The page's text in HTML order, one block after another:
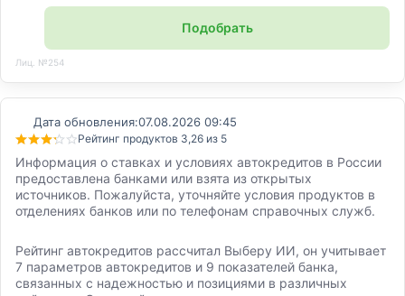
Подобрать
Лиц. №254
Дата обновления:07.08.2026 09:45
Рейтинг продуктов 3,26 из 5
Информация о ставках и условиях автокредитов в России
предоставлена банками или взята из открытых
источников. Пожалуйста, уточняйте условия продуктов в
отделениях банков или по телефонам справочных служб.
Рейтинг автокредитов рассчитал Выберу ИИ, он учитывает
7 параметров автокредитов и 9 показателей банка,
связанных с надежностью и позициями в различных